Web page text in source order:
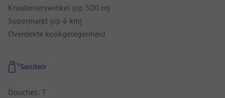
Kruidenierswinkel (op 500 m)
Supermarkt (op 6 km)
Overdekte kookgelegenheid
Sanitair
Douches: 7